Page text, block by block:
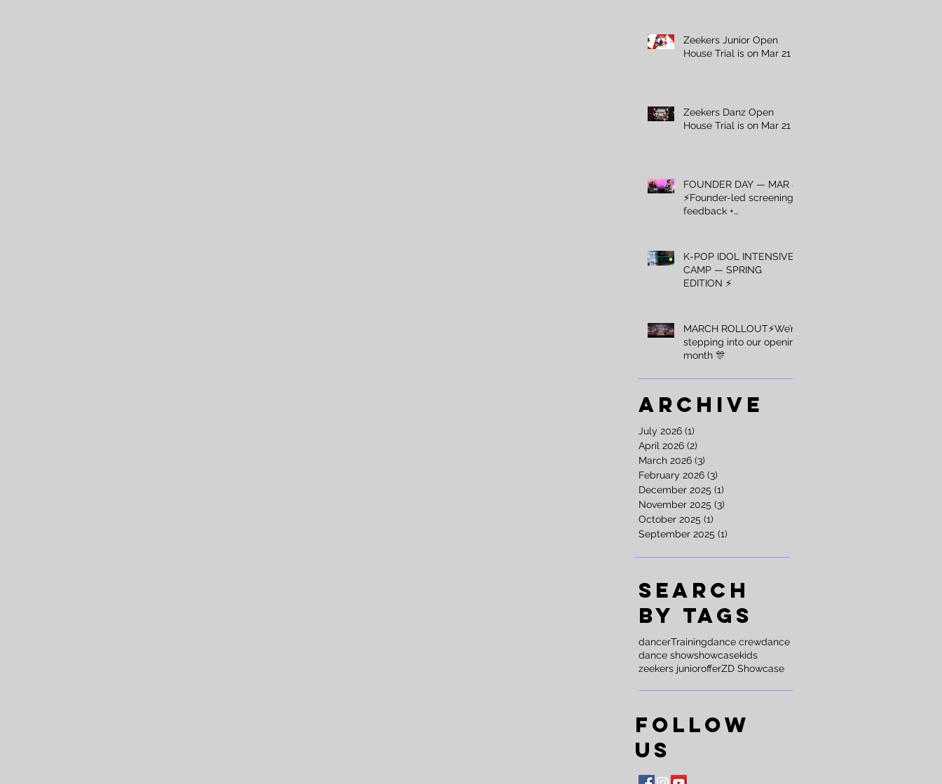
Zeekers Junior Open
House Trial is on Mar 21 ⚡️
Zeekers Danz Open
House Trial is on Mar 21 ⚡️
FOUNDER DAY — MAR 8
⚡️Founder-led screening +
feedback +
K-POP IDOL INTENSIVE
CAMP — SPRING
EDITION ⚡️
MARCH ROLLOUT⚡️We’re
stepping into our opening
month 🎊
Archive
July 2026 (1)
April 2026 (2)
March 2026 (3)
February 2026 (3)
December 2025 (1)
November 2025 (3)
October 2025 (1)
September 2025 (1)
Search
By Tags
dancerTrainingdance crewdance
dance showshowcasekids
zeekers juniorofferZD Showcase
Follow
Us